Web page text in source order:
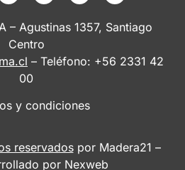
– Agustinas 1357, Santiago
Centro
– Teléfono: +56 2331 42
00
y condiciones
reservadospor Madera21 –
por Nexweb